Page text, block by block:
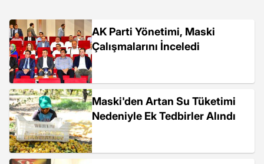
AK Parti Yönetimi, Maski
Çalışmalarını İnceledi
Maski'den Artan Su Tüketimi
Nedeniyle Ek Tedbirler Alındı